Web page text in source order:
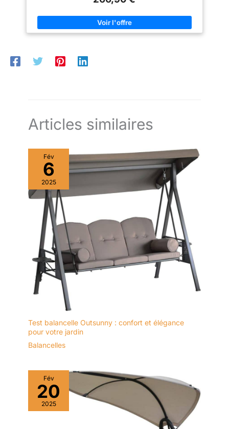
heures de la journée Structure robuste en métal époxy
anticorrosion et matelas d'assise et de dossier rembourrage
épaisseur 7 cm : sécurité d'utilisation optimale et confort
Articles similaires
Fév
6
2025
Test balancelle Outsunny : confort et élégance
pour votre jardin
Balancelles
Fév
20
2025